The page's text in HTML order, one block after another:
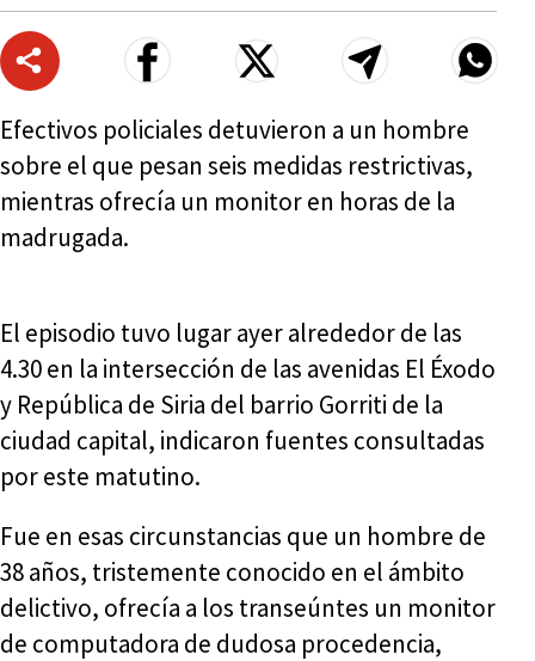
Efectivos policiales detuvieron a un hombre
sobre el que pesan seis medidas restrictivas,
mientras ofrecía un monitor en horas de la
madrugada.
El episodio tuvo lugar ayer alrededor de las
4.30 en la intersección de las avenidas El Éxodo
y República de Siria del barrio Gorriti de la
ciudad capital, indicaron fuentes consultadas
por este matutino.
Fue en esas circunstancias que un hombre de
38 años, tristemente conocido en el ámbito
delictivo, ofrecía a los transeúntes un monitor
de computadora de dudosa procedencia,